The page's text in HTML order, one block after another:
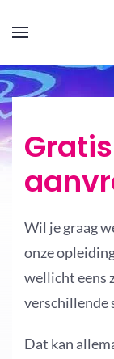
Terug naar
Wil je graag
onze
wellicht eens
verschillende
Dat kan